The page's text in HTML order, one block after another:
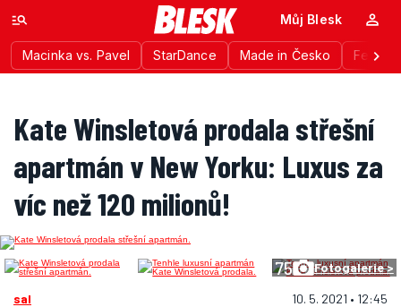
Macinka vs. Pavel StarDance Made in Česko
Můj Blesk
Kate Winsletová prodala střešní
apartmán v New Yorku: Luxus za
víc než 120 milionů!
75 Fotogalerie >
sal 10. 5. 2021 • 12:45